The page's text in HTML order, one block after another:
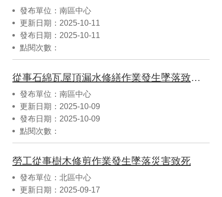
發布單位：南區中心
更新日期：2025-10-11
發布日期：2025-10-11
點閱次數：
從事石綿瓦屋頂漏水修繕作業發生墜落致死災害
發布單位：南區中心
更新日期：2025-10-09
發布日期：2025-10-09
點閱次數：
勞工從事樹木修剪作業發生墜落災害致死
發布單位：北區中心
更新日期：2025-09-17